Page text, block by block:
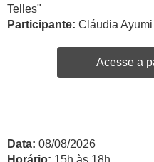
Telles"
Participante: Cláudia
Acesse a
Data: 08/08/2026
Horário: 15h às 18h